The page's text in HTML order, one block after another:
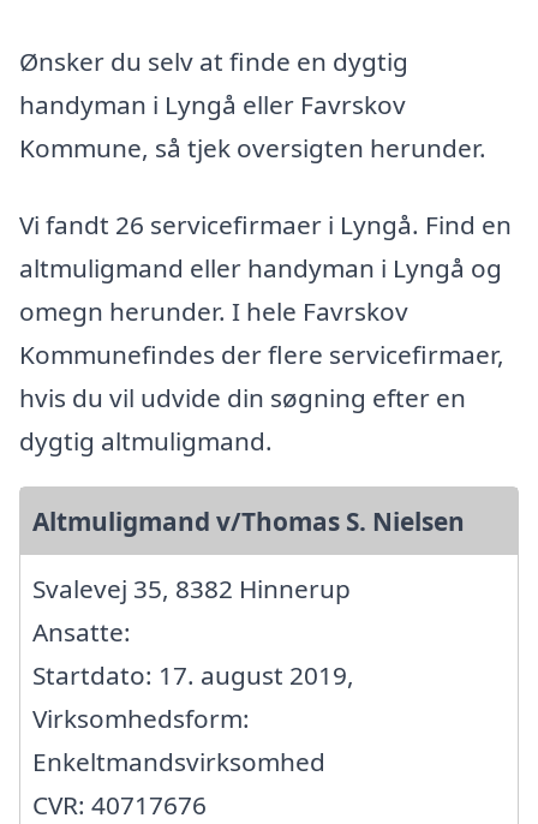
Ønsker du selv at finde en dygtig
handyman i Lyngå eller Favrskov
Kommune, så tjek oversigten herunder.
Vi fandt 26 servicefirmaer i Lyngå. Find en
altmuligmand eller handyman i Lyngå og
omegn herunder. I hele Favrskov
Kommunefindes der flere servicefirmaer,
hvis du vil udvide din søgning efter en
dygtig altmuligmand.
Altmuligmand v/Thomas S. Nielsen
Svalevej 35, 8382 Hinnerup
Ansatte:
Startdato: 17. august 2019,
Virksomhedsform:
Enkeltmandsvirksomhed
CVR: 40717676